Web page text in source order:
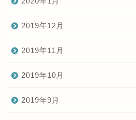
2019年12月
2019年11月
2019年10月
2019年9月